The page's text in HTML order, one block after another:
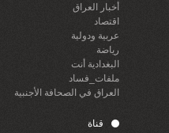
أخبار العراق
اقتصاد
عربية ودولية
رياضة
البغدادية أنت
ملفات_فساد
العراق في الصحافة الأجنبية
قناة